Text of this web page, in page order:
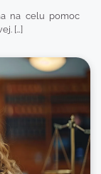
na celu pomoc
[…]